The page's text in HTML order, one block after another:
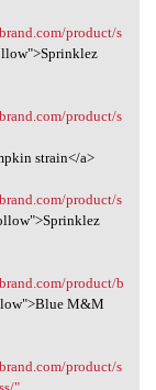
product/s
product/s
strain</a>
product/s
product/b
M&M
product/s